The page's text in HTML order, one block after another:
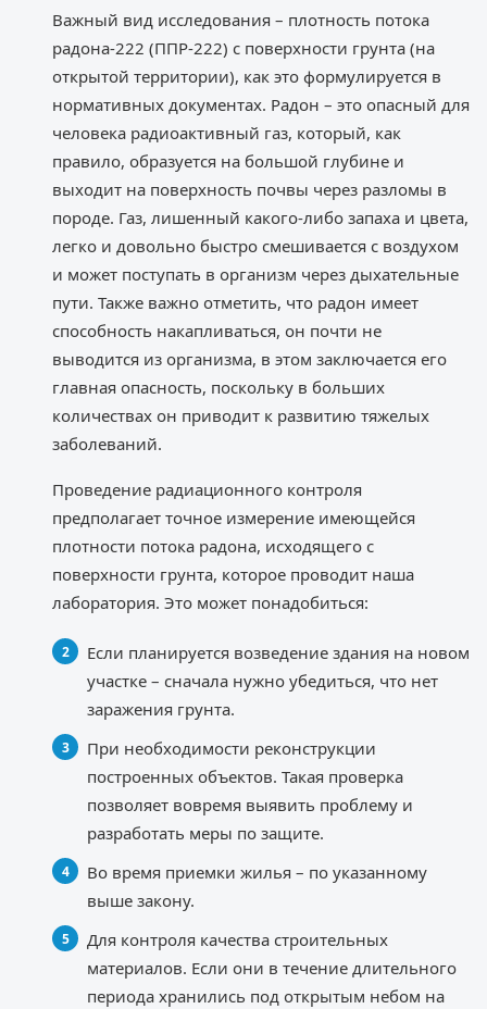
Важный вид исследования – плотность потока
радона-222 (ППР-222) с поверхности грунта (на
открытой территории), как это формулируется в
нормативных документах. Радон – это опасный для
человека радиоактивный газ, который, как
правило, образуется на большой глубине и
выходит на поверхность почвы через разломы в
породе. Газ, лишенный какого-либо запаха и цвета,
легко и довольно быстро смешивается с воздухом
и может поступать в организм через дыхательные
пути. Также важно отметить, что радон имеет
способность накапливаться, он почти не
выводится из организма, в этом заключается его
главная опасность, поскольку в больших
количествах он приводит к развитию тяжелых
заболеваний.
Проведение радиационного контроля
предполагает точное измерение имеющейся
плотности потока радона, исходящего с
поверхности грунта, которое проводит наша
лаборатория. Это может понадобиться:
Если планируется возведение здания на новом
участке – сначала нужно убедиться, что нет
заражения грунта.
При необходимости реконструкции
построенных объектов. Такая проверка
позволяет вовремя выявить проблему и
разработать меры по защите.
Во время приемки жилья – по указанному
выше закону.
Для контроля качества строительных
материалов. Если они в течение длительного
периода хранились под открытым небом на